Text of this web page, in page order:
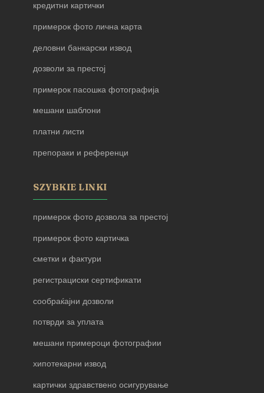
кредитни картички
примерок фото лична карта
деловни банкарски извод
дозволи за престој
примерок пасошка фотографија
мешани шаблони
платни листи
препораки и референци
SZYBKIE LINKI
примерок фото дозвола за престој
примерок фото картичка
сметки и фактури
регистрациски сертификати
сообраќајни дозволи
потврди за уплата
мешани примероци фотографии
хипотекарни извод
картички здравствено осигурување